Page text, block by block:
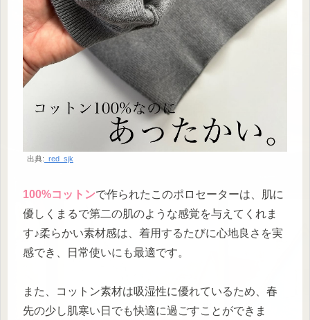
出典: _red_sjk
100%コットンで作られたこのポロセーターは、肌に
優しくまるで第二の肌のような感覚を与えてくれま
す♪柔らかい素材感は、着用するたびに心地良さを実
感でき、日常使いにも最適です。
また、コットン素材は吸湿性に優れているため、春
先の少し肌寒い日でも快適に過ごすことができま